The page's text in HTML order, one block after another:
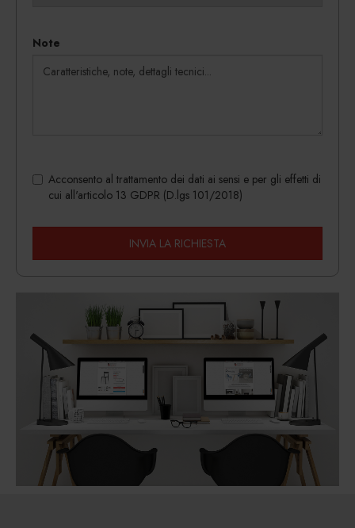
Note
Acconsento al trattamento dei dati ai sensi e per gli effetti di
cui all'articolo 13 GDPR (D.lgs 101/2018)
INVIA LA RICHIESTA